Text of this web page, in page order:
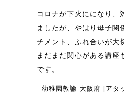
コロナが下火にになり、
ましたが、やはり母子関
チメント、ふれ合いが大
まだまだ関心がある講座
です。
幼稚園教諭 大阪府 [アタ